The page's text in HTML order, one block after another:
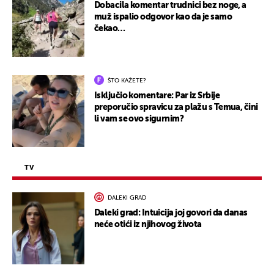
Dobacila komentar trudnici bez noge, a
muž ispalio odgovor kao da je samo
čekao…
ŠTO KAŽETE?
Isključio komentare: Par iz Srbije
preporučio spravicu za plažu s Temua, čini
li vam se ovo sigurnim?
TV
DALEKI GRAD
Daleki grad: Intuicija joj govori da danas
neće otići iz njihovog života